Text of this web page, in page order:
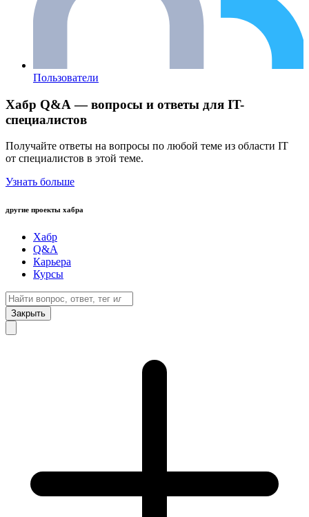
Пользователи
Хабр Q&A — вопросы и ответы для IT-
специалистов
Получайте ответы на вопросы по любой теме из области IT
от специалистов в этой теме.
Узнать больше
другие проекты хабра
Хабр
Q&A
Карьера
Курсы
Закрыть